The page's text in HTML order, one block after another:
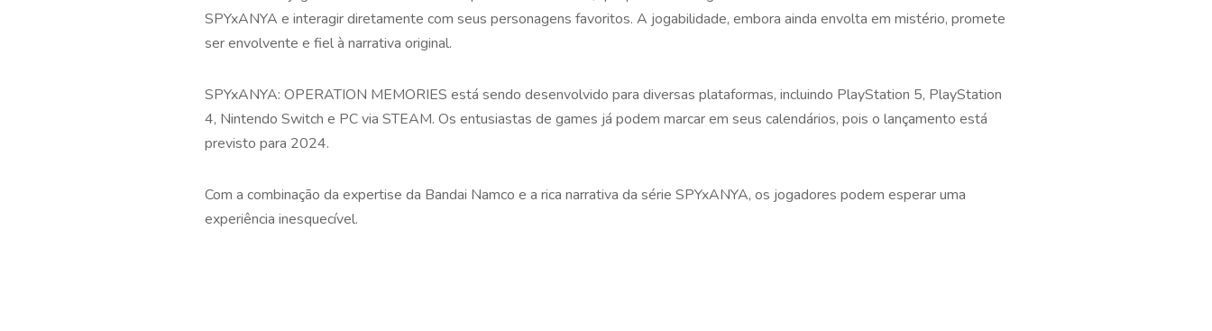
SPYxANYA e interagir diretamente com seus personagens favoritos. A jogabilidade, embora ainda envolta em mistério, promete
ser envolvente e fiel à narrativa original.
SPYxANYA: OPERATION MEMORIES está sendo desenvolvido para diversas plataformas, incluindo PlayStation 5, PlayStation
4, Nintendo Switch e PC via STEAM. Os entusiastas de games já podem marcar em seus calendários, pois o lançamento está
previsto para 2024.
Com a combinação da expertise da Bandai Namco e a rica narrativa da série SPYxANYA, os jogadores podem esperar uma
experiência inesquecível.